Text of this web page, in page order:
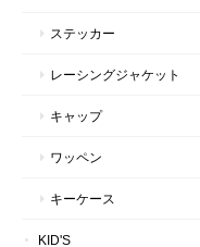
ステッカー
レーシングジャケット
キャップ
ワッペン
キーケース
KID'S